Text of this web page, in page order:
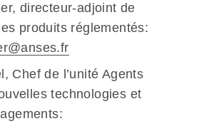
directeur-adjoint de
produits réglementés:
Chef de l’unité Agents
technologies et